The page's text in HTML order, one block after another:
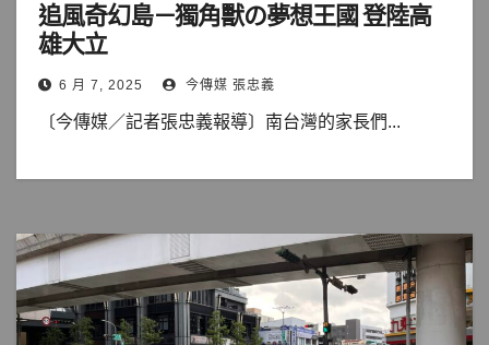
追風奇幻島－獨角獸の夢想王國 登陸高
雄大立
6 月 7, 2025 今傳媒 張忠義
〔今傳媒／記者張忠義報導〕南台灣的家長們...